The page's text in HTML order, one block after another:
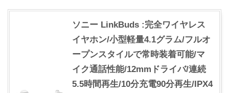
ソニー LinkBuds :完全ワイヤレス
イヤホン/小型軽量4.1グラム/フルオ
ープンスタイルで常時装着可能/マ
イク通話性能/12mmドライバ/連続
5.5時間再生/10分充電90分再生/IPX4